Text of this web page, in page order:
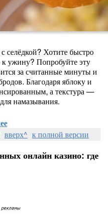
селёдкой? Хотите быстро
к ужину? Попробуйте эту
за считанные минуты и
Благодаря яблоку и
а текстура —
намазывания.
вверх^ к полной версии
онлайн казино: где